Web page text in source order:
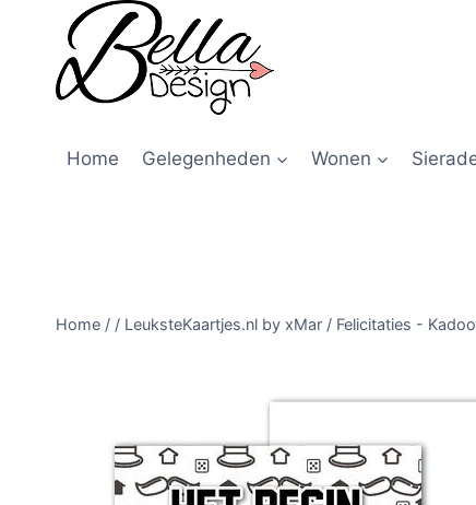
Home Gelegenheden Wonen
Home / / LeuksteKaartjes.nl by xMar / Felicitaties -